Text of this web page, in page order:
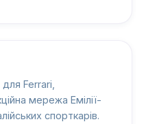
Ferrari,
мережа Емілії-
спорткарів.